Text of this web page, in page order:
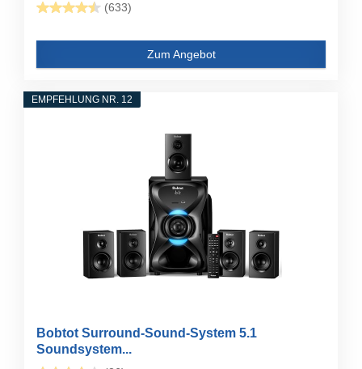
(633)
Zum Angebot
EMPFEHLUNG NR. 12
Bobtot Surround-Sound-System 5.1
Soundsystem...